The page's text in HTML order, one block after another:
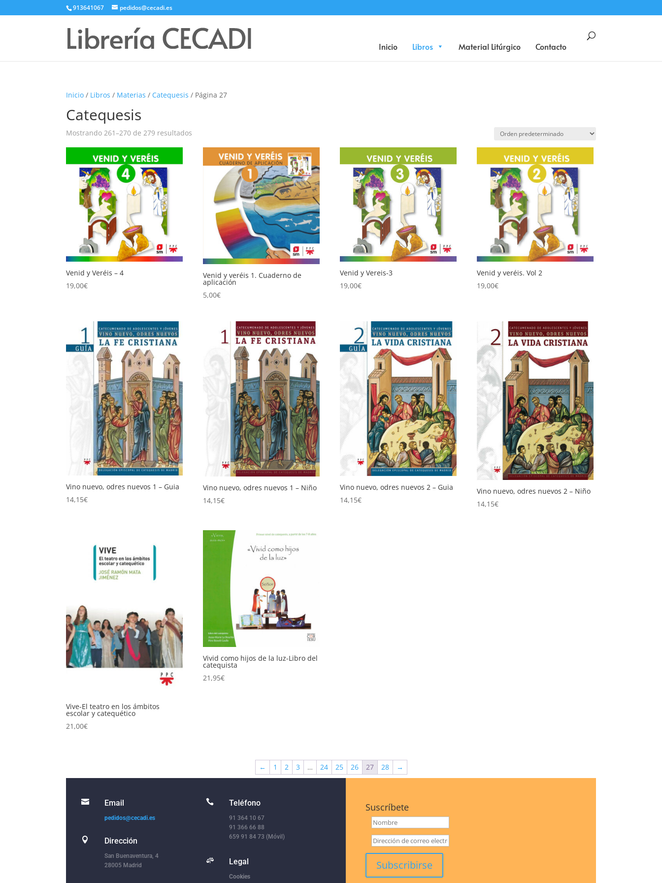
913641067 pedidos@cecadi.es
Inicio Libros Material Litúrgico Contacto
Búsqueda
Inicio / Libros / Materias / Catequesis / Página 27
Catequesis
Mostrando 261–270 de 279 resultados
Venid y Veréis – 4
19,00€
Venid y veréis 1. Cuaderno de
aplicación
5,00€
Venid y Vereis-3
19,00€
Venid y veréis. Vol 2
19,00€
Vino nuevo, odres nuevos 1 – Guia
14,15€
Vino nuevo, odres nuevos 1 – Niño
14,15€
Vino nuevo, odres nuevos 2 – Guia
14,15€
Vino nuevo, odres nuevos 2 – Niño
14,15€
Vive-El teatro en los ámbitos
escolar y catequético
21,00€
Vivid como hijos de la luz-Libro del
catequista
21,95€
← 1 2 3 … 24 25 26 27 28 →
 Email
pedidos@cecadi.es
 Dirección
San Buenaventura, 4
28005 Madrid
 Teléfono
91 364 10 67
91 366 66 88
659 91 84 73 (Móvil)
 Legal
Cookies
Suscríbete